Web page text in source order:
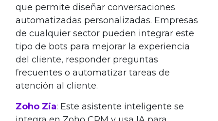
que permite diseñar conversaciones
automatizadas personalizadas. Empresas
de cualquier sector pueden integrar este
tipo de bots para mejorar la experiencia
del cliente, responder preguntas
frecuentes o automatizar tareas de
atención al cliente.
Zoho Zia: Este asistente inteligente se